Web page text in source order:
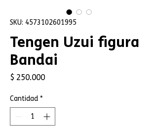
SKU: 4573102601995
Tengen Uzui figura
Bandai
$ 250.000Precio
Cantidad *